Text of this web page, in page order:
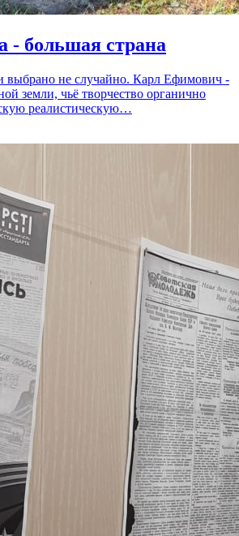
- большая страна
выбрано не случайно. Карл Ефимович -
земли, чьё творчество органично
реалистическую…